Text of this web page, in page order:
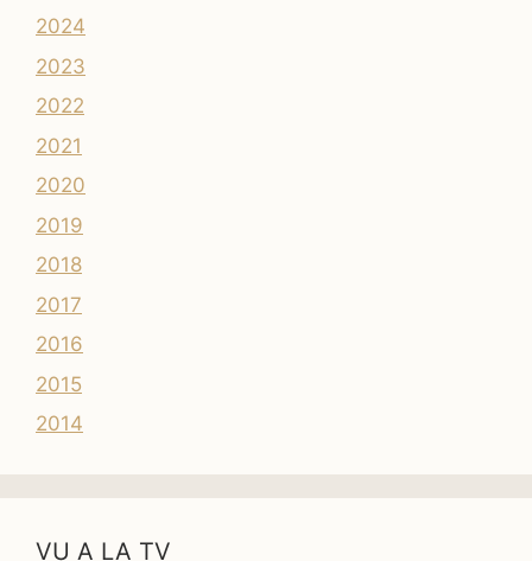
2024
2023
2022
2021
2020
2019
2018
2017
2016
2015
2014
VU A LA TV